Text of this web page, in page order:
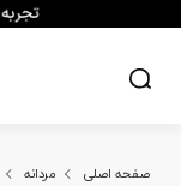
صفحه اصلی مردانه